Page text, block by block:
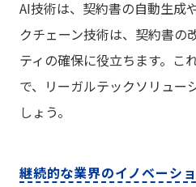
AI技術は、契約書の自動生成
クチェーン技術は、契約書の
ティの確保に役立ちます。こ
で、リーガルテックソリュー
しょう。
継続的な業界のイノベーシ